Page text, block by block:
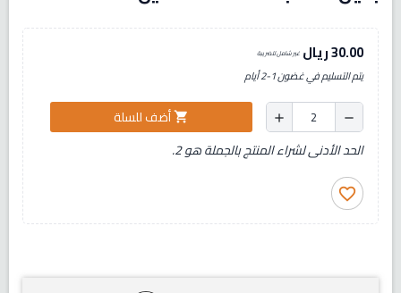
30.00 ريال غير شامل للضريبة
يتم التسليم في غضون 1-2 أيام
remove
add
shopping_cartأضف للسلة
الحد الأدنى لشراء المنتج بالجملة هو 2.
favorite_border